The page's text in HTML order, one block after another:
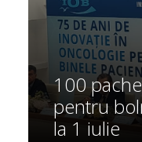
100
pentru
la 1 iulie